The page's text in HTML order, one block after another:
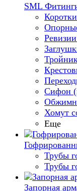
SML
Сифон
Хомут
Еще
Трубы
Трубы
Запорная